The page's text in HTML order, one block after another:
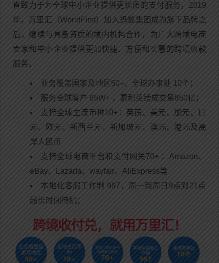
直致力于为全球中小企业提供更优质的支付服务。2019
年，万里汇（WorldFirst）加入蚂蚁集团成为旗下品牌之
后，继续与具备资质的境内机构合作，为广大跨境电商
卖家和中小企业提供更加快捷、方便和实惠的跨境收款
服务。
业务覆盖国家及地区50+、全球办事处 10个；
服务全球客户 65W+ ，累积英镑成交量850亿；
支持全球主流币种10+：英镑、美元、加元、日
元、欧元、新西兰元、新加坡元、澳元、港元及离
岸人民币
支持全球电商平台和支付网关70+ ：Amazon、
eBay、Lazada、wayfair、AliExpress等
本地化客服工作制 997，周一到周日9点到21点
超长时间待机；